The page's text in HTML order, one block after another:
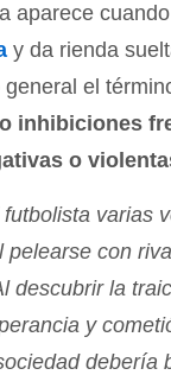
aparece
y da rienda
el
inhibiciones
o
futbolista varias
pelearse con
descubrir la
y
debería